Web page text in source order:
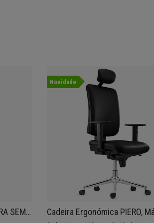
SEM
Novidade
Cadeira Ergonómica PIERO,